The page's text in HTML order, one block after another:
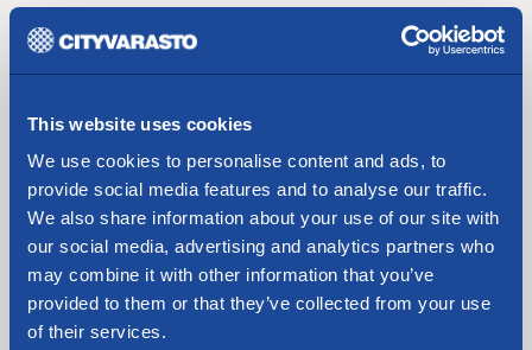
This website uses cookies
We use cookies to personalise content and ads, to
provide social media features and to analyse our traffic.
We also share information about your use of our site with
our social media, advertising and analytics partners who
may combine it with other information that you’ve
provided to them or that they’ve collected from your use
of their services.
valtakunnallinen pienvarastoyritys. Uuden
Sopenkorven toimipisteen myötä Cityvarasto
erityisesti Lahden alueella. Yhtiöllä on 60
toimipistettä isoimmissa kaupungeissa ja
kasvukeskuksissa eri puolilla Suomea: Helsinki,
Espoo, Vantaa, Oulu, Joensuu, Jyväskylä, Kotka,
Kouvola, Kuopio, Lahti, Lappeenranta, Naantali,
Järvenpää, Kerava, Turku, Tampere, Seinäjoki, Salo,
Savonlinna, Pori, Porvoo, Hämeenlinna,
Rovaniemi, Porvoo, Ylöjärvi, Vaasa ja Hyvinkää.